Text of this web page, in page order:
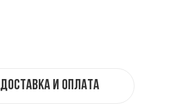
Доставка и оплата